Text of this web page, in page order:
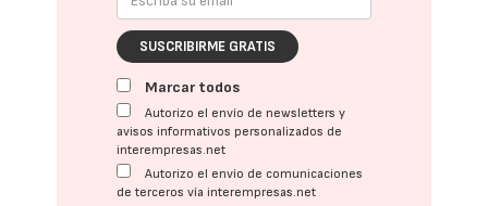
SUSCRIBIRME GRATIS
Marcar todos
Autorizo el envío de newsletters y
avisos informativos personalizados de
interempresas.net
Autorizo el envío de comunicaciones
de terceros vía interempresas.net